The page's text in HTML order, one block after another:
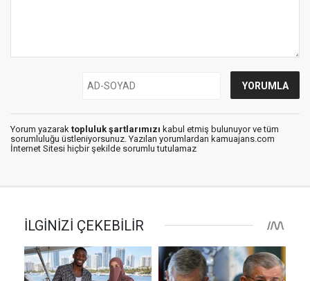
Yorum yazarak topluluk şartlarımızı kabul etmiş bulunuyor ve tüm
sorumluluğu üstleniyorsunuz. Yazılan yorumlardan kamuajans.com
İnternet Sitesi hiçbir şekilde sorumlu tutulamaz